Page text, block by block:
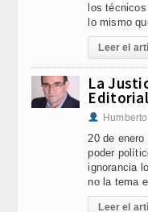
los
lo mismo
Leer el
La
20 de
poder
ignorancia
no la tema
Leer el